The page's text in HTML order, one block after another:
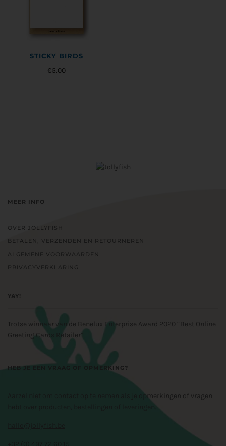
STICKY BIRDS
€5.00
MEER INFO
OVER JOLLYFISH
BETALEN, VERZENDEN EN RETOURNEREN
ALGEMENE VOORWAARDEN
PRIVACYVERKLARING
YAY!
Trotse winnaar van de Benelux Enterprise Award 2020 “Best Online
Greeting Cards Retailer”
HEB JE EEN VRAAG OF OPMERKING?
Aarzel niet om contact op te nemen als je opmerkingen of vragen
hebt over producten, bestellingen of leveringen.